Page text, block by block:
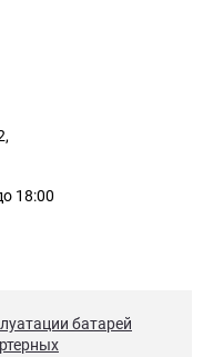
18:00
батарей